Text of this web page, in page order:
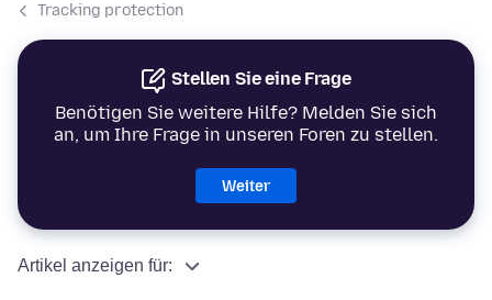
Tracking protection
Stellen Sie eine Frage
Benötigen Sie weitere Hilfe? Melden Sie sich
an, um Ihre Frage in unseren Foren zu stellen.
Weiter
Artikel anzeigen für: